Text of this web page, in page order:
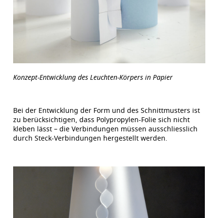
Konzept-Entwicklung des Leuchten-Körpers in Papier
Bei der Entwicklung der Form und des Schnittmusters ist
zu berücksichtigen, dass Polypropylen-Folie sich nicht
kleben lässt – die Verbindungen müssen ausschliesslich
durch Steck-Verbindungen hergestellt werden.